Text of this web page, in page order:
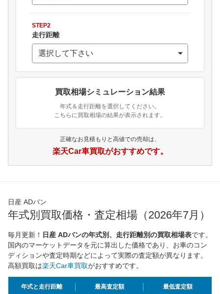
STEP2
走行距離
買取相場シミュレーション結果
年式＆走行距離を選択してください。
こちらに買取相場の結果が表示されます。
正確なお見積もりと高値での売却は、
楽天Car車買取がおすすめです。
日産 ADバン
年式別買取価格・査定相場（2026年7月）
毎月更新！ 日産 ADバンの年式別、走行距離別の買取相場表です。
国内のマーケットデータを元に算出した価格であり、お車のコン
ディションや査定時期などによって実際の査定額が異なります。
高額買取は楽天Car車買取がおすすめです。
年式と走行距離 最高査定額 最低査定額